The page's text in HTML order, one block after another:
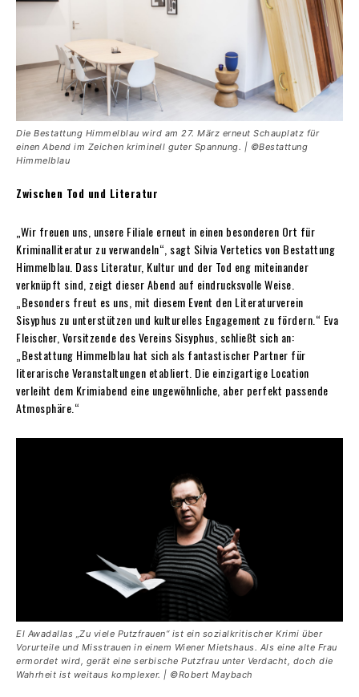
Die Bestattung Himmelblau wird am 27. März erneut Schauplatz für
einen Abend im Zeichen kriminell guter Spannung. | ©Bestattung
Himmelblau
Zwischen Tod und Literatur
„Wir freuen uns, unsere Filiale erneut in einen besonderen Ort für
Kriminalliteratur zu verwandeln“, sagt Silvia Vertetics von Bestattung
Himmelblau. Dass Literatur, Kultur und der Tod eng miteinander
verknüpft sind, zeigt dieser Abend auf eindrucksvolle Weise.
„Besonders freut es uns, mit diesem Event den Literaturverein
Sisyphus zu unterstützen und kulturelles Engagement zu fördern.“ Eva
Fleischer, Vorsitzende des Vereins Sisyphus, schließt sich an:
„Bestattung Himmelblau hat sich als fantastischer Partner für
literarische Veranstaltungen etabliert. Die einzigartige Location
verleiht dem Krimiabend eine ungewöhnliche, aber perfekt passende
Atmosphäre.“
El Awadallas „Zu viele Putzfrauen“ ist ein sozialkritischer Krimi über
Vorurteile und Misstrauen in einem Wiener Mietshaus. Als eine alte Frau
ermordet wird, gerät eine serbische Putzfrau unter Verdacht, doch die
Wahrheit ist weitaus komplexer. | ©Robert Maybach